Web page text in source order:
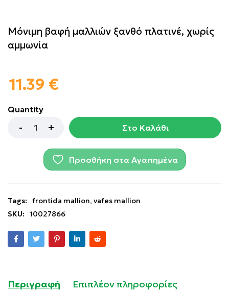
Μόνιμη βαφή μαλλιών ξανθό πλατινέ, χωρίς
αμμωνία
11.39 €
Quantity
Στο Καλάθι
Προσθήκη στα Αγαπημένα
Tags: frontida mallion, vafes mallion
SKU:
10027866
Περιγραφή
Επιπλέον πληροφορίες